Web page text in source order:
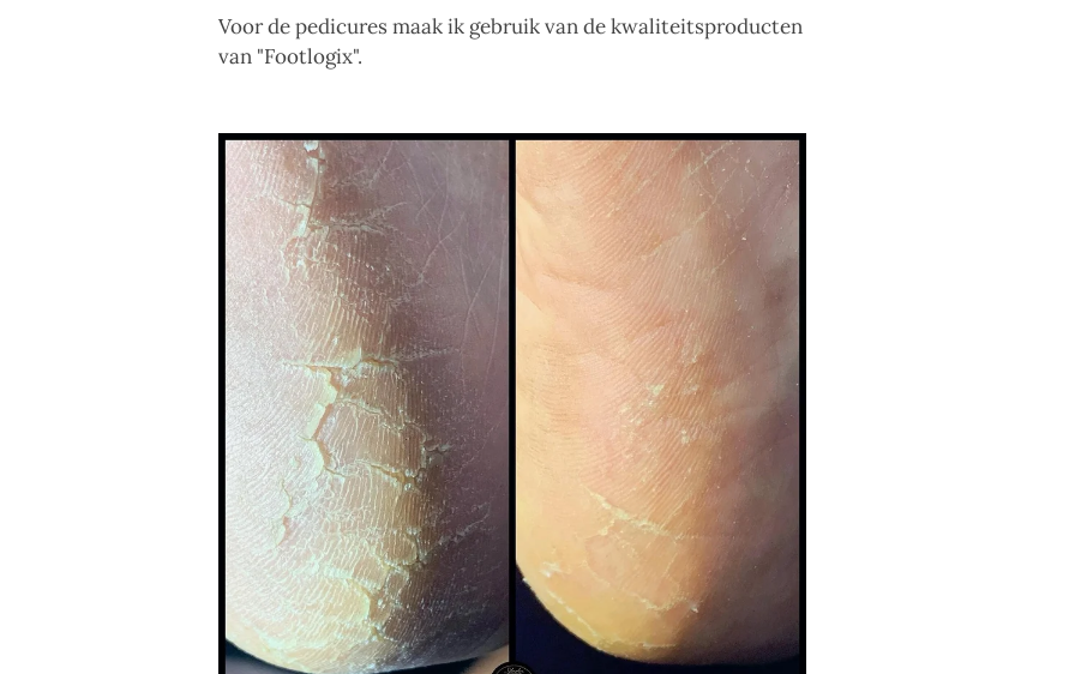
Voor de pedicures maak ik gebruik van de kwaliteitsproducten
van "Footlogix".